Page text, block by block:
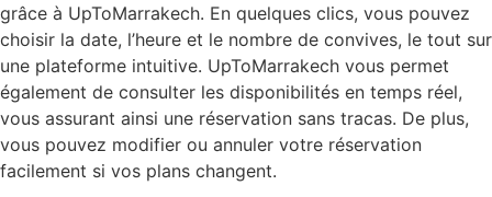
grâce à UpToMarrakech. En quelques clics, vous pouvez
choisir la date, l’heure et le nombre de convives, le tout sur
une plateforme intuitive. UpToMarrakech vous permet
également de consulter les disponibilités en temps réel,
vous assurant ainsi une réservation sans tracas. De plus,
vous pouvez modifier ou annuler votre réservation
facilement si vos plans changent.